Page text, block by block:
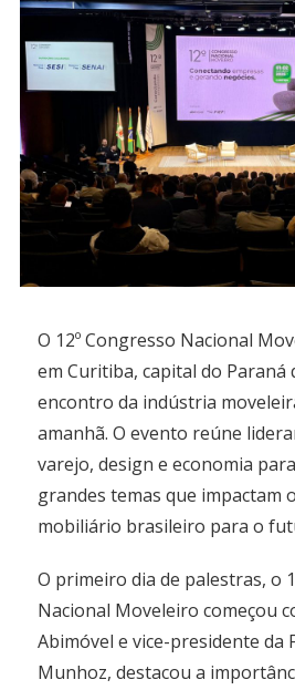
O 12º Congresso Nacional
em Curitiba, capital do Paraná
encontro da indústria
amanhã. O evento reúne
varejo, design e economia
grandes temas que impactam
mobiliário brasileiro para o
O primeiro dia de palestras, o
Nacional Moveleiro começou
Abimóvel e vice-presidente da
Munhoz, destacou a